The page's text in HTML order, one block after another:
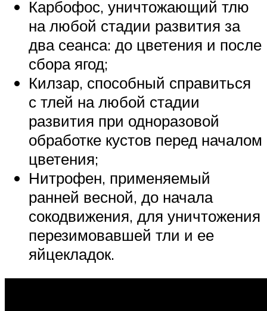
Карбофос, уничтожающий тлю
на любой стадии развития за
два сеанса: до цветения и после
сбора ягод;
Килзар, способный справиться
с тлей на любой стадии
развития при одноразовой
обработке кустов перед началом
цветения;
Нитрофен, применяемый
ранней весной, до начала
сокодвижения, для уничтожения
перезимовавшей тли и ее
яйцекладок.